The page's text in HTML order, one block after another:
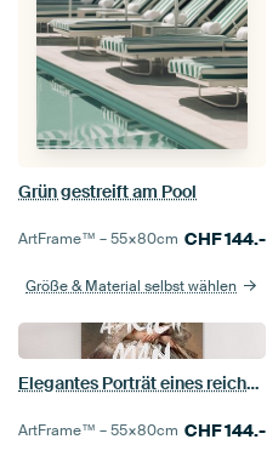
Grün gestreift am Pool
ArtFrame™ –55×80cm CHF144.-
Größe & Material selbst wählen
Elegantes Porträt eines reichen Mannes
ArtFrame™ –55×80cm CHF144.-